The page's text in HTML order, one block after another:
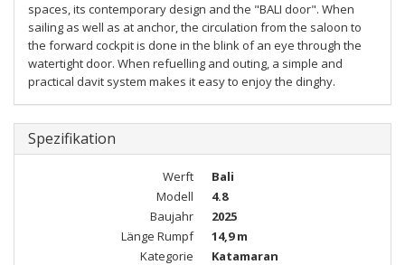
spaces, its contemporary design and the "BALI door". When
sailing as well as at anchor, the circulation from the saloon to
the forward cockpit is done in the blink of an eye through the
watertight door. When refuelling and outing, a simple and
practical davit system makes it easy to enjoy the dinghy.
Spezifikation
Werft
Bali
Modell
4.8
Baujahr
2025
Länge Rumpf
14,9 m
Kategorie
Katamaran